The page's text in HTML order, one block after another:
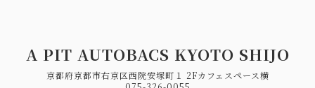
A PIT AUTOBACS KYOTO SHIJO
京都府京都市右京区西院安塚町１ 2Fカフェスペース横